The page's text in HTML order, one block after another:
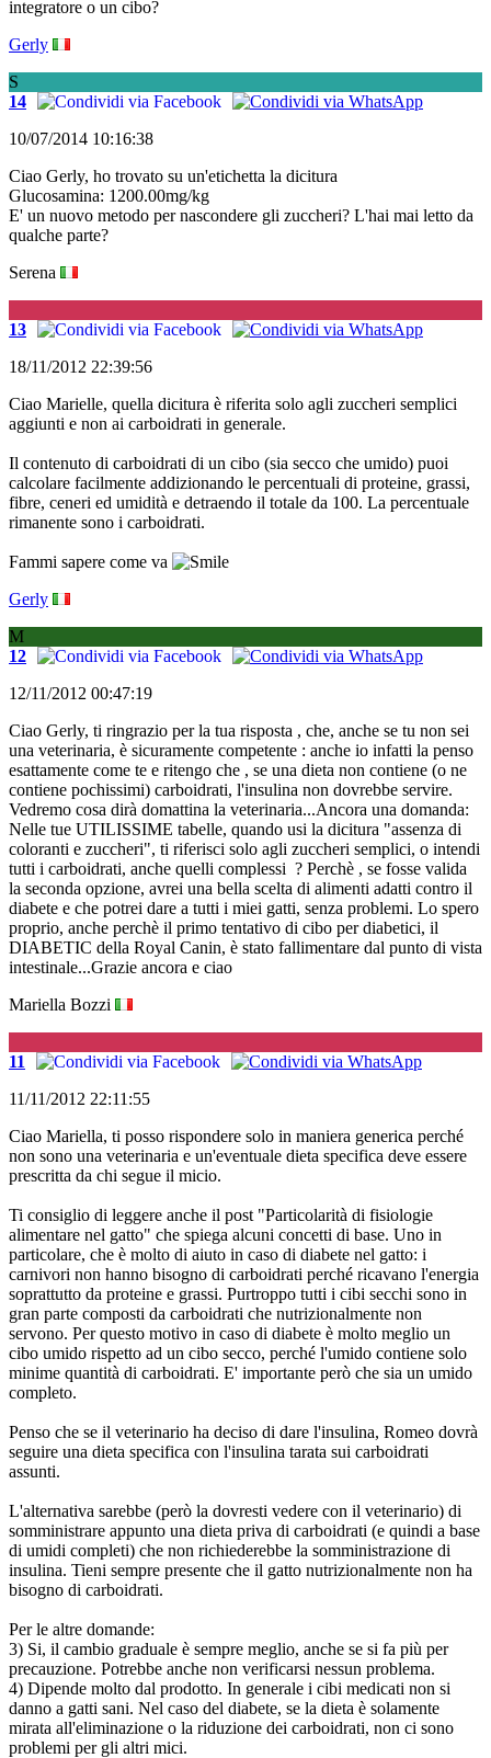
integratore o un cibo?
Gerly
S
14
10/07/2014 10:16:38
Ciao Gerly, ho trovato su un'etichetta la dicitura
Glucosamina: 1200.00mg/kg
E' un nuovo metodo per nascondere gli zuccheri? L'hai mai letto da
qualche parte?
Serena
13
18/11/2012 22:39:56
Ciao Marielle, quella dicitura è riferita solo agli zuccheri semplici
aggiunti e non ai carboidrati in generale.
Il contenuto di carboidrati di un cibo (sia secco che umido) puoi
calcolare facilmente addizionando le percentuali di proteine, grassi,
fibre, ceneri ed umidità e detraendo il totale da 100. La percentuale
rimanente sono i carboidrati.
Fammi sapere come va
Gerly
M
12
12/11/2012 00:47:19
Ciao Gerly, ti ringrazio per la tua risposta , che, anche se tu non sei
una veterinaria, è sicuramente competente : anche io infatti la penso
esattamente come te e ritengo che , se una dieta non contiene (o ne
contiene pochissimi) carboidrati, l'insulina non dovrebbe servire.
Vedremo cosa dirà domattina la veterinaria...Ancora una domanda:
Nelle tue UTILISSIME tabelle, quando usi la dicitura "assenza di
coloranti e zuccheri", ti riferisci solo agli zuccheri semplici, o intendi
tutti i carboidrati, anche quelli complessi ? Perchè , se fosse valida
la seconda opzione, avrei una bella scelta di alimenti adatti contro il
diabete e che potrei dare a tutti i miei gatti, senza problemi. Lo spero
proprio, anche perchè il primo tentativo di cibo per diabetici, il
DIABETIC della Royal Canin, è stato fallimentare dal punto di vista
intestinale...Grazie ancora e ciao
Mariella Bozzi
11
11/11/2012 22:11:55
Ciao Mariella, ti posso rispondere solo in maniera generica perché
non sono una veterinaria e un'eventuale dieta specifica deve essere
prescritta da chi segue il micio.
Ti consiglio di leggere anche il post "Particolarità di fisiologie
alimentare nel gatto" che spiega alcuni concetti di base. Uno in
particolare, che è molto di aiuto in caso di diabete nel gatto: i
carnivori non hanno bisogno di carboidrati perché ricavano l'energia
soprattutto da proteine e grassi. Purtroppo tutti i cibi secchi sono in
gran parte composti da carboidrati che nutrizionalmente non
servono. Per questo motivo in caso di diabete è molto meglio un
cibo umido rispetto ad un cibo secco, perché l'umido contiene solo
minime quantità di carboidrati. E' importante però che sia un umido
completo.
Penso che se il veterinario ha deciso di dare l'insulina, Romeo dovrà
seguire una dieta specifica con l'insulina tarata sui carboidrati
assunti.
L'alternativa sarebbe (però la dovresti vedere con il veterinario) di
somministrare appunto una dieta priva di carboidrati (e quindi a base
di umidi completi) che non richiederebbe la somministrazione di
insulina. Tieni sempre presente che il gatto nutrizionalmente non ha
bisogno di carboidrati.
Per le altre domande:
3) Si, il cambio graduale è sempre meglio, anche se si fa più per
precauzione. Potrebbe anche non verificarsi nessun problema.
4) Dipende molto dal prodotto. In generale i cibi medicati non si
danno a gatti sani. Nel caso del diabete, se la dieta è solamente
mirata all'eliminazione o la riduzione dei carboidrati, non ci sono
problemi per gli altri mici.